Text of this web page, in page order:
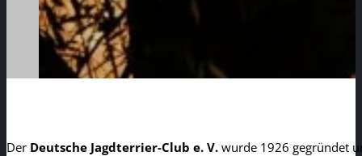
Der Deutsche Jagdterrier-Club e. V. wurde 1926 gegründet